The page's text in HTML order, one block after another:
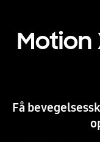
Motion
Få